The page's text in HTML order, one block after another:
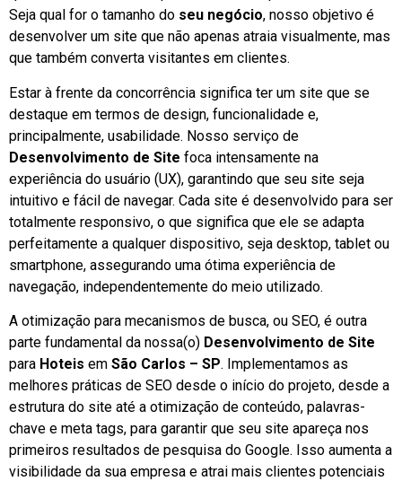
Seja qual for o tamanho do seu negócio, nosso objetivo é
desenvolver um site que não apenas atraia visualmente, mas
que também converta visitantes em clientes.
Estar à frente da concorrência significa ter um site que se
destaque em termos de design, funcionalidade e,
principalmente, usabilidade. Nosso serviço de
Desenvolvimento de Site foca intensamente na
experiência do usuário (UX), garantindo que seu site seja
intuitivo e fácil de navegar. Cada site é desenvolvido para ser
totalmente responsivo, o que significa que ele se adapta
perfeitamente a qualquer dispositivo, seja desktop, tablet ou
smartphone, assegurando uma ótima experiência de
navegação, independentemente do meio utilizado.
A otimização para mecanismos de busca, ou SEO, é outra
parte fundamental da nossa(o) Desenvolvimento de Site
para Hoteis em São Carlos – SP. Implementamos as
melhores práticas de SEO desde o início do projeto, desde a
estrutura do site até a otimização de conteúdo, palavras-
chave e meta tags, para garantir que seu site apareça nos
primeiros resultados de pesquisa do Google. Isso aumenta a
visibilidade da sua empresa e atrai mais clientes potenciais